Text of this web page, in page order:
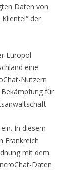
Daten von
der
Europol
eine
Nutzern
für
In diesem
Frankreich
mit dem
Daten